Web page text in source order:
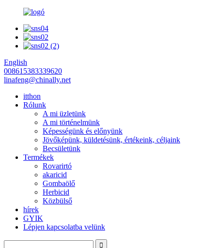
English
008615383339620
linafeng@chinally.net
itthon
Rólunk
A mi üzletünk
A mi történelmünk
Képességünk és előnyünk
Jövőképünk, küldetésünk, értékeink, céljaink
Becsületünk
Termékek
Rovarirtó
akaricid
Gombaölő
Herbicid
Közbülső
hírek
GYIK
Lépjen kapcsolatba velünk